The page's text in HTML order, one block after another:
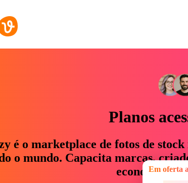
Planos
é o marketplace de fotos de
o mundo. Capacita marcas,
economizam
Em oferta